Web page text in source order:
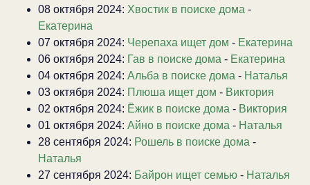
08 октября 2024: Хвостик в поиске дома -
Екатерина
07 октября 2024: Черепаха ищет дом - Екатерина
06 октября 2024: Гав в поиске дома - Екатерина
04 октября 2024: Альба в поиске дома - Наталья
03 октября 2024: Плюша ищет дом - Виктория
02 октября 2024: Ёжик в поиске дома - Виктория
01 октября 2024: Айно в поиске дома - Наталья
28 сентября 2024: Рошель в поиске дома -
Наталья
27 сентября 2024: Байрон ищет семью - Наталья